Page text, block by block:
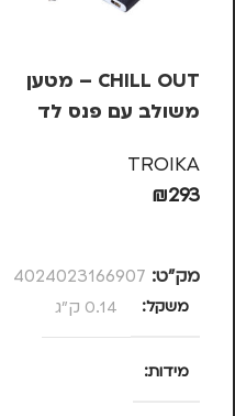
CHILL OUT – מטען
משולב עם פנס לד
TROIKA
₪293
מק”ט: 4024023166907
משקל 0.14 ק"ג
מידות